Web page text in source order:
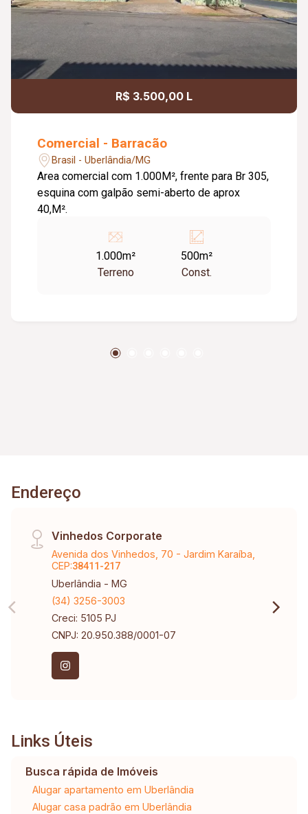
R$ 3.500,00 L
Comercial - Barracão
Brasil - Uberlândia/MG
Area comercial com 1.000M², frente para Br 305,
esquina com galpão semi-aberto de aprox
40,M².
1.000m²
Terreno
500m²
Const.
Endereço
Vinhedos Corporate
Avenida dos Vinhedos, 70 - Jardim Karaíba,
CEP:38411-217
Uberlândia - MG
(34) 3256-3003
Creci: 5105 PJ
CNPJ: 20.950.388/0001-07
Links Úteis
Busca rápida de Imóveis
Alugar apartamento em Uberlândia
Alugar casa padrão em Uberlândia